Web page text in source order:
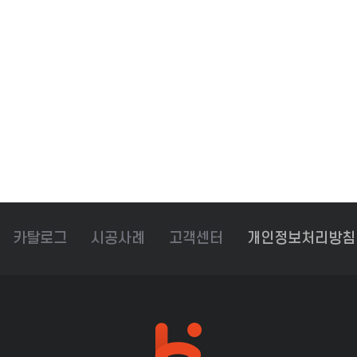
카탈로그 시공사례 고객센터 개인정보처리방침